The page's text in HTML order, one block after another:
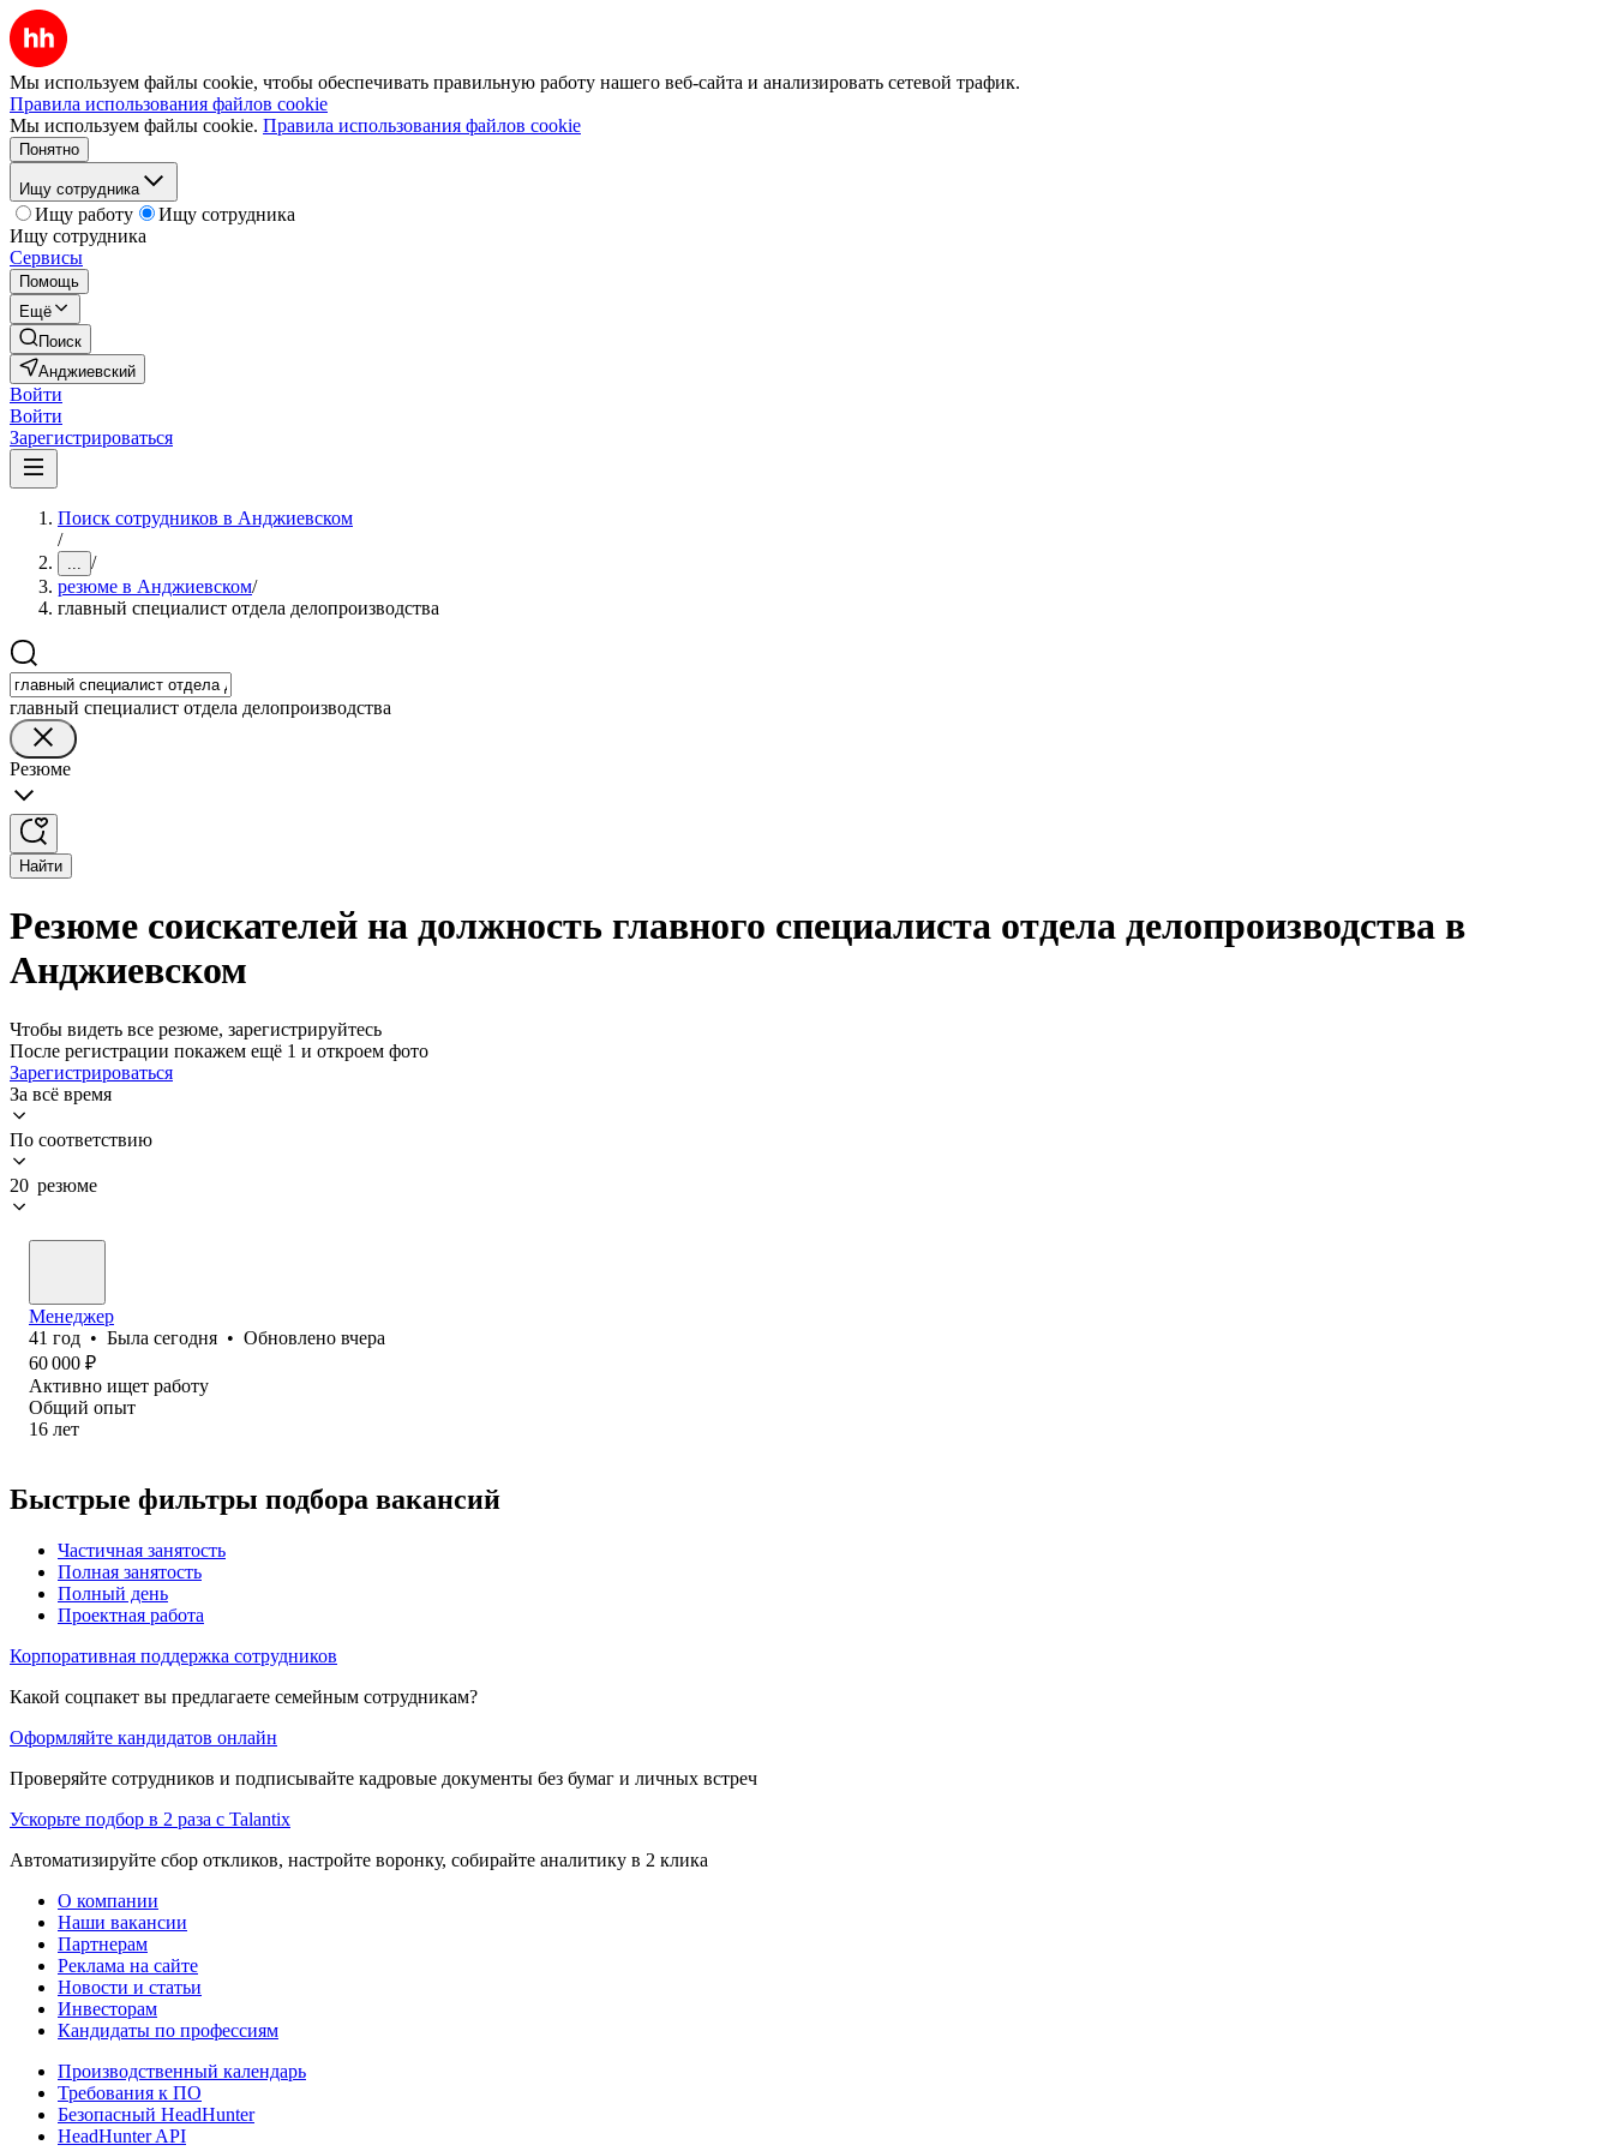
Мы используем файлы cookie, чтобы обеспечивать правильную работу нашего веб-сайта и анализировать сетевой трафик.
Правила использования файлов cookie
Мы используем файлы cookie. Правила использования файлов cookie
Понятно
Ищу сотрудника
Ищу работу
Ищу сотрудника
Ищу сотрудника
Сервисы
Помощь
Ещё
Поиск
Анджиевский
Войти
Войти
Зарегистрироваться
Поиск сотрудников в Анджиевском
/
... /
резюме в Анджиевском/
главный специалист отдела делопроизводства
главный специалист отдела делопроизводства
Резюме
Найти
Резюме соискателей на должность главного специалиста отдела делопроизводства в
Анджиевском
Чтобы видеть все резюме, зарегистрируйтесь
После регистрации покажем ещё 1 и откроем фото
Зарегистрироваться
За всё время
По соответствию
20 резюме
Менеджер
41 год • Была сегодня • Обновлено вчера
60 000 ₽
Активно ищет работу
Общий опыт
16 лет
Быстрые фильтры подбора вакансий
Частичная занятость
Полная занятость
Полный день
Проектная работа
Корпоративная поддержка сотрудников
Какой соцпакет вы предлагаете семейным сотрудникам?
Оформляйте кандидатов онлайн
Проверяйте сотрудников и подписывайте кадровые документы без бумаг и личных встреч
Ускорьте подбор в 2 раза с Talantix
Автоматизируйте сбор откликов, настройте воронку, собирайте аналитику в 2 клика
О компании
Наши вакансии
Партнерам
Реклама на сайте
Новости и статьи
Инвесторам
Кандидаты по профессиям
Производственный календарь
Требования к ПО
Безопасный HeadHunter
HeadHunter API